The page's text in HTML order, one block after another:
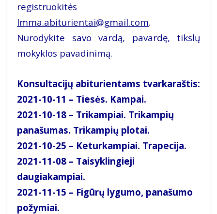
registruokitės
lmma.abiturientai@gmail.com.
Nurodykite savo vardą, pavardę, tikslų
mokyklos pavadinimą.
Konsultacijų abiturientams tvarkaraštis:
2021-10-11 – Tiesės. Kampai.
2021-10-18 – Trikampiai. Trikampių
panašumas. Trikampių plotai.
2021-10-25 – Keturkampiai. Trapecija.
2021-11-08 – Taisyklingieji
daugiakampiai.
2021-11-15 – Figūrų lygumo, panašumo
požymiai.